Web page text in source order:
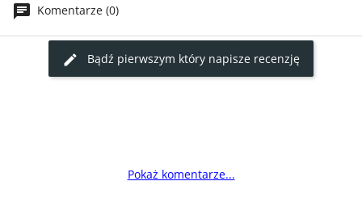
Komentarze (0)
Bądź pierwszym który napisze recenzję
Pokaż komentarze...